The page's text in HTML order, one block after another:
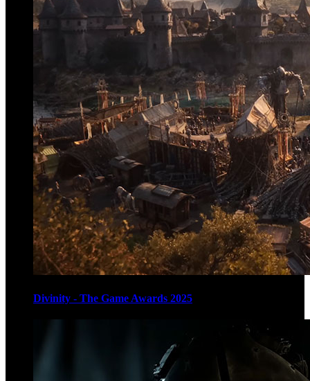
Divinity - The Game Awards 2025